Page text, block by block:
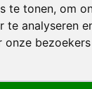
te tonen, om
te analyseren
onze